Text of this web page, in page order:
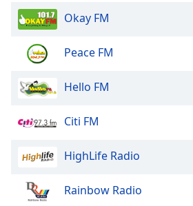
Caption
Area
Background
Color
Opacity
Okay FM
Peace FM
Hello FM
Citi FM
HighLife Radio
Rainbow Radio